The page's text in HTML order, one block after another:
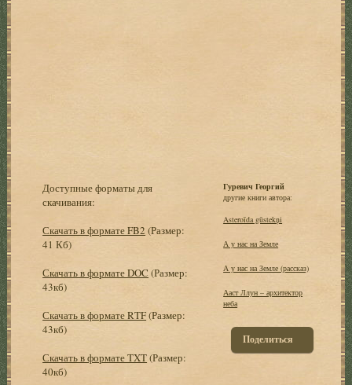
Доступные форматы для
скачивания:
Скачать в формате FB2 (Размер:
41 Кб)
Скачать в формате DOC (Размер:
43кб)
Скачать в формате RTF(Размер:
43кб)
Скачать в формате TXT(Размер:
40кб)
Гуревич Георгий
другие книги автора:
Asteroīda gūstekņi
А у нас на Земле
А у нас на Земле (рассказ)
Ааст Ллун – архитектор
неба
Поделиться